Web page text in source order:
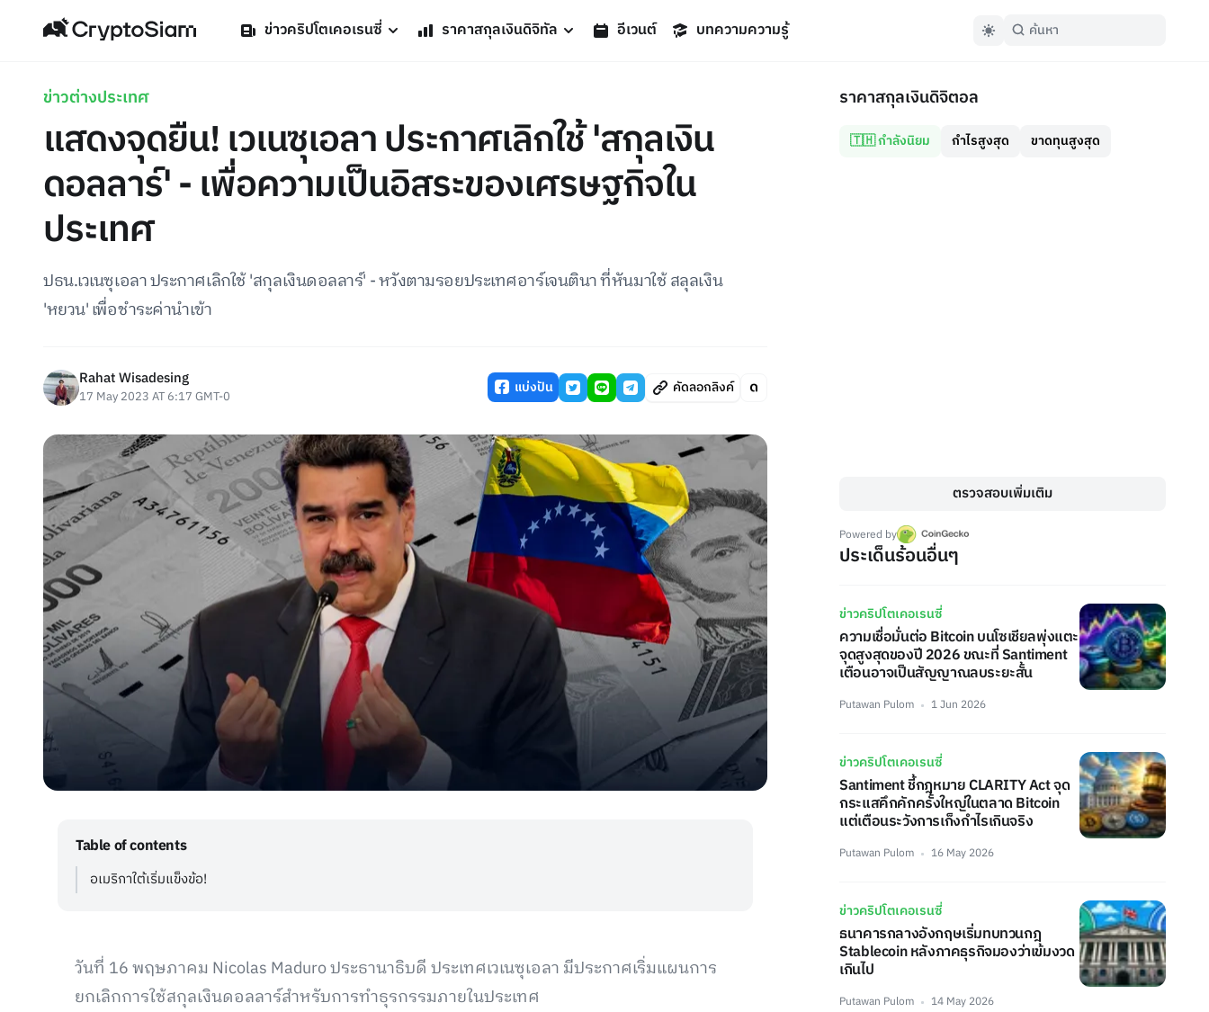
ข่าวคริปโตเคอเรนซี่ ราคาสกุลเงินดิจิทัล อีเวนต์ บทความความรู้
ข่าวต่างประเทศ
แสดงจุดยืน! เวเนซุเอลา ประกาศเลิกใช้ 'สกุลเงิน
ดอลลาร์' - เพื่อความเป็นอิสระของเศรษฐกิจใน
ประเทศ
ปธน.เวเนซุเอลา ประกาศเลิกใช้ 'สกุลเงินดอลลาร์' - หวังตามรอยประเทศอาร์เจนตินา ที่หันมาใช้ สลุลเงิน
'หยวน' เพื่อชำระค่านำเข้า
Rahat Wisadesing
17 May 2023 AT 6:17 GMT-0 แบ่งปัน คัดลอกลิงค์
Table of contents
อเมริกาใต้เริ่มแข็งข้อ!
วันที่ 16 พฤษภาคม Nicolas Maduro ประธานาธิบดี ประเทศเวเนซุเอลา มีประกาศเริ่มแผนการ
ยกเลิกการใช้สกุลเงินดอลลาร์สำหรับการทำธุรกรรมภายในประเทศ
ราคาสกุลเงินดิจิตอล
🇹🇭 กำลังนิยม กำไรสูงสุด ขาดทุนสูงสุด
ตรวจสอบเพิ่มเติม
Powered by
ประเด็นร้อนอื่นๆ
ข่าวคริปโตเคอเรนซี่
ความเชื่อมั่นต่อ Bitcoin บนโซเชียลพุ่งแตะ
จุดสูงสุดของปี 2026 ขณะที่ Santiment
เตือนอาจเป็นสัญญาณลบระยะสั้น
Putawan Pulom 1 Jun 2026
ข่าวคริปโตเคอเรนซี่
Santiment ชี้กฎหมาย CLARITY Act จุด
กระแสคึกคักครั้งใหญ่ในตลาด Bitcoin
แต่เตือนระวังการเก็งกำไรเกินจริง
Putawan Pulom 16 May 2026
ข่าวคริปโตเคอเรนซี่
ธนาคารกลางอังกฤษเริ่มทบทวนกฎ
Stablecoin หลังภาคธุรกิจมองว่าเข้มงวด
เกินไป
Putawan Pulom 14 May 2026